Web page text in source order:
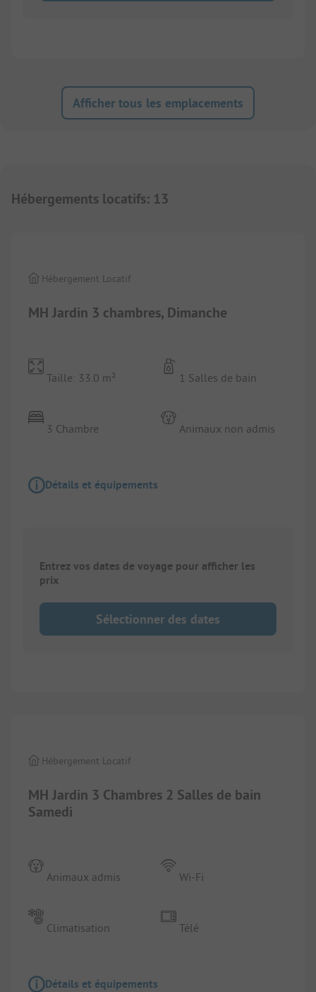
Afficher tous les emplacements
Hébergements locatifs: 13
MH Jardin 3 chambres, Dimanche
Hébergement Locatif
Taille: 33.0 m²
3 Chambre
1 Salles de bain
Animaux non admis
Détails et équipements
Entrez vos dates de voyage pour afficher les
prix
Sélectionner des dates
MH Jardin 3 Chambres 2 Salles de bain
Samedi
Hébergement Locatif
Animaux admis
Climatisation
Wi-Fi
Télé
Détails et équipements